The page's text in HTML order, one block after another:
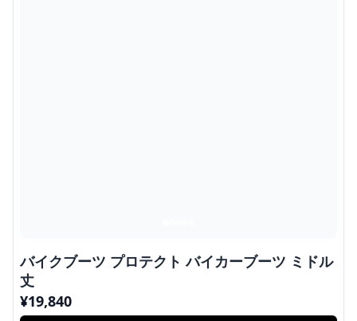
バイクブーツ プロテクト バイカーブーツ ミドル
丈
¥19,840